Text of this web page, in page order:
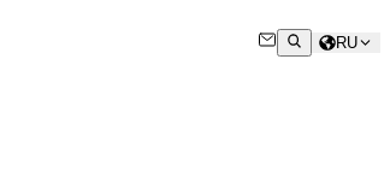
RU